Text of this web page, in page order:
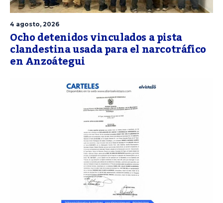
4 agosto, 2026
Ocho detenidos vinculados a pista
clandestina usada para el narcotráfico
en Anzoátegui